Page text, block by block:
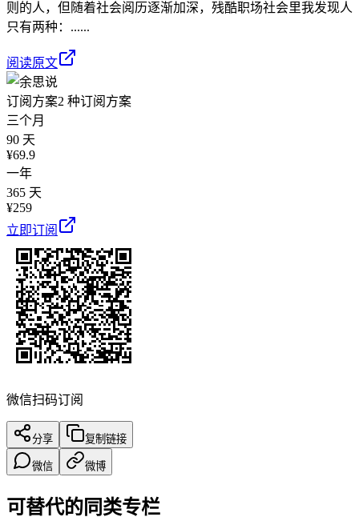
则的人，但随着社会阅历逐渐加深，残酷职场社会里我发现人
只有两种：......
阅读原文
订阅方案2 种订阅方案
三个月
90 天
¥69.9
一年
365 天
¥259
立即订阅
微信扫码订阅
分享 复制链接
微信 微博
可替代的同类专栏